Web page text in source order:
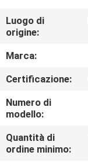
GIRO
DELLA
FABBRICA
CONTROLLO
DI
QUALITÀ
Luogo di
origine:
Marca:
Certificazione:
Numero di
modello:
Quantità di
ordine minimo: